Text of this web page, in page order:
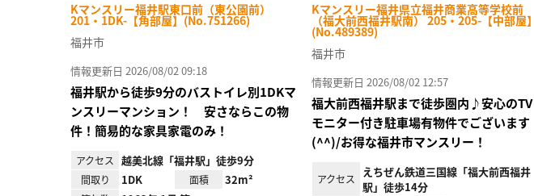
Kマンスリー福井駅東口前（東公園前）
201・1DK-【角部屋】(No.751266)
福井市
情報更新日 2026/08/02 09:18
福井駅から徒歩9分のバストイレ別1DKマ
ンスリーマンション！ 安さならこの物
件！簡易的な家具家電のみ！
アクセス 越美北線「福井駅」徒歩9分
間取り 1DK 面積 32m²
Kマンスリー福井県立福井商業高等学校前
（福大前西福井駅南） 205・205-【中部屋】
(No.489389)
福井市
情報更新日 2026/08/02 12:57
福大前西福井駅まで徒歩圏内♪安心のTV
モニター付き駐車場有物件でございます
(^^)/お得な福井市マンスリー！
アクセス
えちぜん鉄道三国線「福大前西福井
駅」徒歩14分